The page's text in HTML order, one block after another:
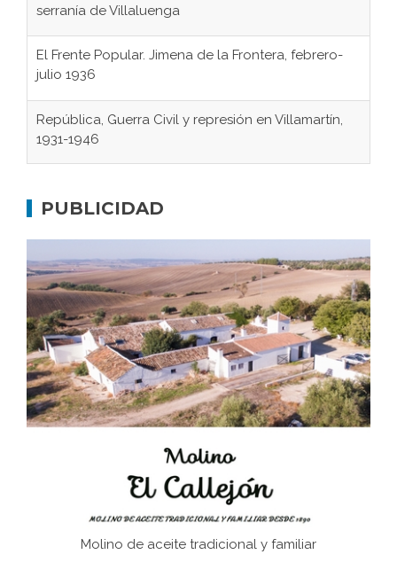
serranía de Villaluenga
El Frente Popular. Jimena de la Frontera, febrero-
julio 1936
República, Guerra Civil y represión en Villamartín,
1931-1946
concentración nazis
Bornos
El Frente Popular. Ubrique, febrero-julio 1936
Juntar las letras. La alfabetización en el campo: del
afán de saber a la autogestión
Historia y vivencias del poblado de Los Hurones
PUBLICIDAD
Molino de aceite tradicional y familiar